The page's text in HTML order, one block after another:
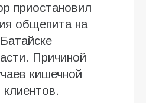
приостановил
общепита на
Причиной
кишечной